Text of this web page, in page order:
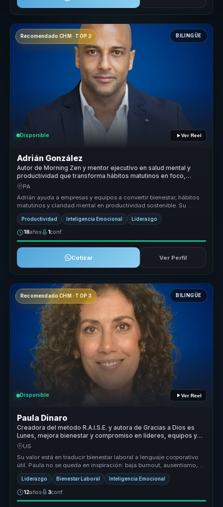
Recomendado CHM · TOP 2 BILINGÜE
Disponible Ver Reel
Adrián González
Autor de Morning Zen y mentor ejecutivo en salud mental y
productividad que transforma hábitos matutinos en foco,
energía y rendimiento para líderes y equipos.
PA
Adrián ayuda a empresas y equipos a convertir bienestar, hábitos
matutinos y claridad mental en productividad sostenible. Su
propuesta un...
Productividad Inteligencia Emocional Liderazgo
18años 1conf.
Cotizar Ver Perfil
Recomendado CHM · TOP 3 BILINGÜE
Disponible Ver Reel
Paula Dinaro
Creadora del metodo R.A.I.S.E. y autora de Gracias a Dios es
Lunes, mejora bienestar y compromiso en líderes, equipos y
empresas.
US
Su valor está en traducir bienestar laboral a lenguaje corporativo
útil. Paula no se queda en inspiración: baja burnout, ausentismo,
renu...
Liderazgo Bienestar Laboral Inteligencia Emocional
12años 3conf.